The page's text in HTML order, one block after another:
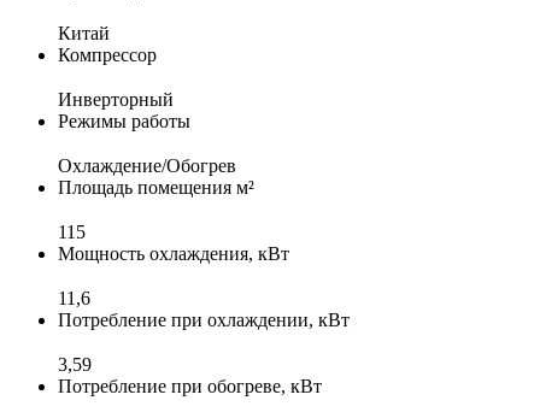
Китай
Компрессор
Инверторный
Режимы работы
Охлаждение/Обогрев
Площадь помещения м²
115
Мощность охлаждения, кВт
11,6
Потребление при охлаждении, кВт
3,59
Потребление при обогреве, кВт